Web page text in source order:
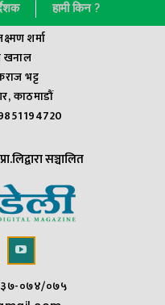
हामी किन ?
शर्मा
खनाल
भट्ट
काठमाडौं
सञ्चालित
८३७-०७४/०७५